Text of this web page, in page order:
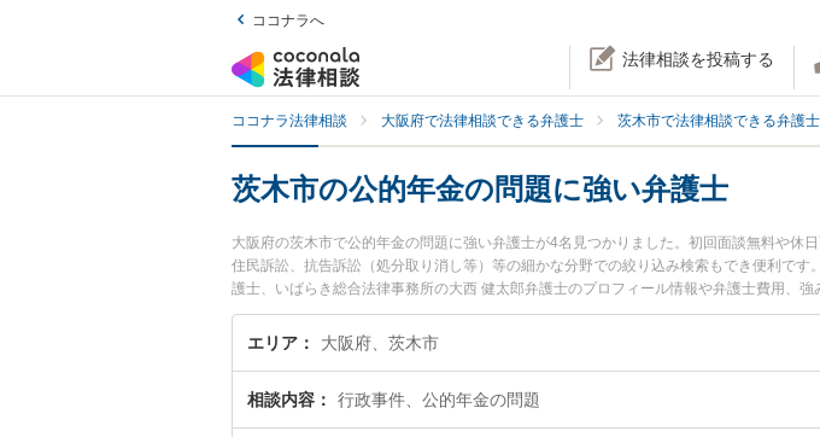
ココナラへ
法律相談を投稿する
ココナラ法律相談 大阪府で法律相談できる弁護士 茨木市で法律相談できる弁護士
茨木市の公的年金の問題に強い弁護士
大阪府の茨木市で公的年金の問題に強い弁護士が4名見つかりました。初回面談無料や
住民訴訟、抗告訴訟（処分取り消し等）等の細かな分野での絞り込み検索もでき便利で
護士、いばらき総合法律事務所の大西 健太郎弁護士のプロフィール情報や弁護士費用、
ルを今すぐに弁護士に相談したい』『公的年金の問題のトラブル解決の実績豊富な近く
士に相談予約したい』などでお困りの相談者さんにおすすめです。
エリア 大阪府、茨木市
相談内容 行政事件、公的年金の問題